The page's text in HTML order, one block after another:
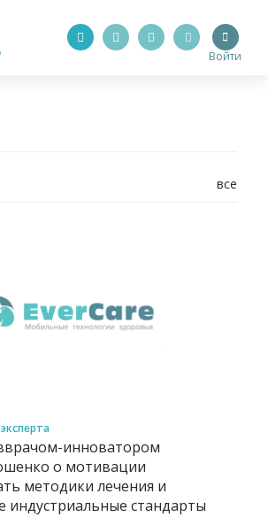
Войти
все
инноватором
о мотивации
методики лечения и
индустриальные стандарты